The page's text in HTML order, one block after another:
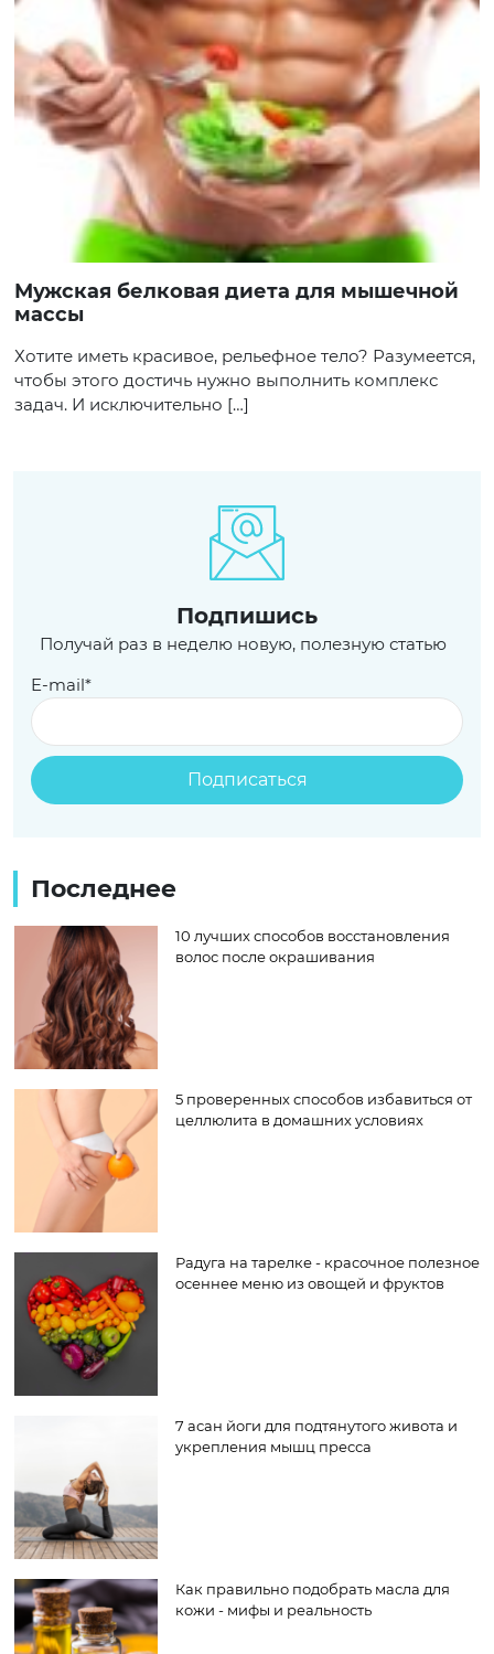
Мужская белковая диета для мышечной
массы
Хотите иметь красивое, рельефное тело? Разумеется,
чтобы этого достичь нужно выполнить комплекс
задач. И исключительно […]
Подпишись
Получай раз в неделю новую, полезную статью
E-mail*
Последнее
10 лучших способов восстановления
волос после окрашивания
5 проверенных способов избавиться от
целлюлита в домашних условиях
Радуга на тарелке - красочное полезное
осеннее меню из овощей и фруктов
7 асан йоги для подтянутого живота и
укрепления мышц пресса
Как правильно подобрать масла для
кожи - мифы и реальность